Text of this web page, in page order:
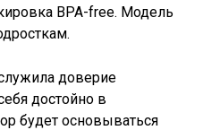
BPA-free. Модель
доверие
достойно в
будет основываться